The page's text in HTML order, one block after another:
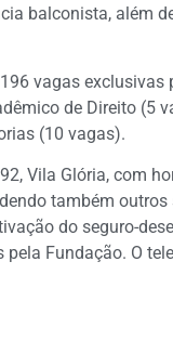
balconista, além
vagas exclusivas
de Direito (5
(10 vagas).
Vila Glória, com
também
do seguro-
Fundação. O